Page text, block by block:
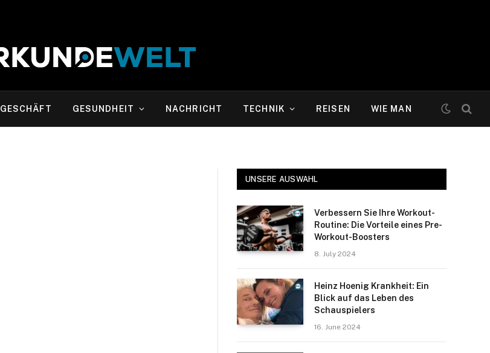
GESCHÄFT GESUNDHEIT NACHRICHT TECHNIK REISEN WIE MAN
UNSERE AUSWAHL
Verbessern Sie Ihre Workout-
Routine: Die Vorteile eines Pre-
Workout-Boosters
8. July 2024
Heinz Hoenig Krankheit: Ein
Blick auf das Leben des
Schauspielers
16. June 2024